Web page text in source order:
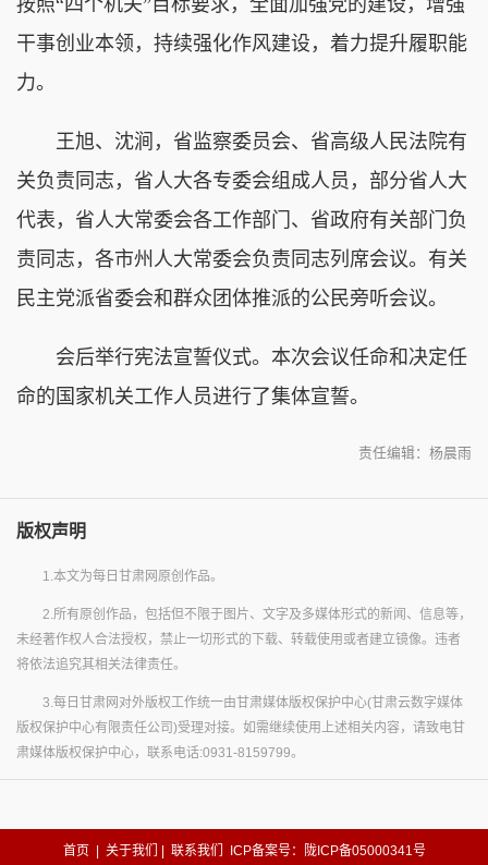
干事创业本领，持续强化作风建设，着力提升履职能
力。
王旭、沈涧，省监察委员会、省高级人民法院有
关负责同志，省人大各专委会组成人员，部分省人大
代表，省人大常委会各工作部门、省政府有关部门负
责同志，各市州人大常委会负责同志列席会议。有关
民主党派省委会和群众团体推派的公民旁听会议。
会后举行宪法宣誓仪式。本次会议任命和决定任
命的国家机关工作人员进行了集体宣誓。
责任编辑：杨晨雨
版权声明
1.本文为每日甘肃网原创作品。
2.所有原创作品，包括但不限于图片、文字及多媒体形式的新闻、信息等，
未经著作权人合法授权，禁止一切形式的下载、转载使用或者建立镜像。违者
将依法追究其相关法律责任。
3.每日甘肃网对外版权工作统一由甘肃媒体版权保护中心(甘肃云数字媒体
版权保护中心有限责任公司)受理对接。如需继续使用上述相关内容，请致电甘
肃媒体版权保护中心，联系电话:0931-8159799。
首页 关于我们 联系我们 ICP备案号：陇ICP备05000341号